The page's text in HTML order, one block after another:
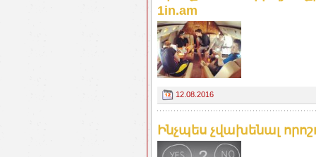
1in.am
12.08.2016
Ինչպես չվախենալ